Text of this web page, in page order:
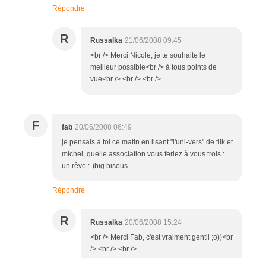
Répondre
R Russalka 21/06/2008 09:45
<br /> Merci Nicole, je te souhaite le
meilleur possible<br /> à tous points de
vue<br /> <br /> <br />
F fab 20/06/2008 06:49
je pensais à toi ce matin en lisant "l'uni-vers" de tilk et
michel, quelle association vous feriez à vous trois :
un rêve :-)big bisous
Répondre
R Russalka 20/06/2008 15:24
<br /> Merci Fab, c'est vraiment gentil ;o))<br
/> <br /> <br />